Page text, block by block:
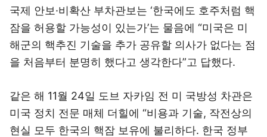
국제 안보·비확산 부차관보는 ‘한국에도 호주처럼 핵
잠을 허용할 가능성이 있는가’는 물음에 “미국은 미
해군의 핵추진 기술을 추가 공유할 의사가 없다는 점
을 처음부터 분명히 했다고 생각한다”고 답했다.
같은 해 11월 24일 도브 자카임 전 미 국방성 차관은
미국 정치 전문 매체 더힐에 “비용과 기술, 작전상의
현실 모두 한국의 핵잠 보유에 불리하다. 한국 정부